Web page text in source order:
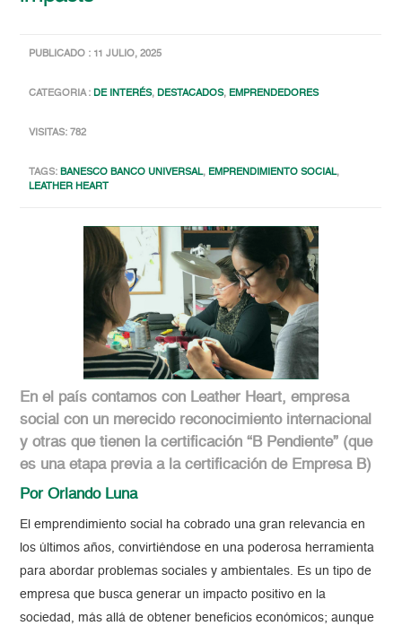
PUBLICADO : 11 JULIO, 2025
CATEGORIA :DE INTERÉS,DESTACADOS, EMPRENDEDORES
VISITAS: 782
TAGS:BANESCO BANCO UNIVERSAL, EMPRENDIMIENTO SOCIAL,
LEATHER HEART
En el país contamos con Leather Heart, empresa
social con un merecido reconocimiento internacional
y otras que tienen la certificación “B Pendiente” (que
es una etapa previa a la certificación de Empresa B)
Por Orlando Luna
El emprendimiento social ha cobrado una gran relevancia en
los últimos años, convirtiéndose en una poderosa herramienta
para abordar problemas sociales y ambientales. Es un tipo de
empresa que busca generar un impacto positivo en la
sociedad, más allá de obtener beneficios económicos; aunque